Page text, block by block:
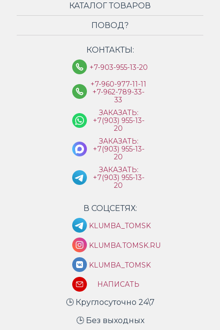
КАТАЛОГ ТОВАРОВ
ПОВОД?
КОНТАКТЫ:
+7-903-955-13-20
+7-960-977-11-11
+7-962-789-33-
33
ЗАКАЗАТЬ:
+7(903) 955-13-
20
ЗАКАЗАТЬ:
+7(903) 955-13-
20
ЗАКАЗАТЬ:
+7(903) 955-13-
20
В СОЦСЕТЯХ:
KLUMBA_TOMSK
KLUMBA.TOMSK.RU
KLUMBA_TOMSK
НАПИСАТЬ
🕒 Круглосуточно 24\7
🕒 Без выходных